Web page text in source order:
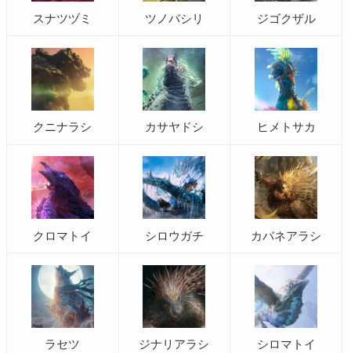
スナツヅミ ツノバシリ ジゴクザル
クニナラシ カサヤドシ ヒメトサカ
クロマトイ シロウガチ カバネアラシ
ラセツ ジナリアラシ シロマトイ